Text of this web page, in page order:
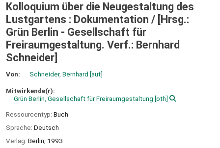
Kolloquium über die Neugestaltung des
Lustgartens : Dokumentation / [Hrsg.:
Grün Berlin - Gesellschaft für
Freiraumgestaltung. Verf.: Bernhard
Schneider]
Von: Schneider, Bernhard [aut]
Mitwirkende(r):
Grün Berlin, Gesellschaft für Freiraumgestaltung [oth]
Ressourcentyp: Buch
Sprache: Deutsch
Verlag: Berlin, 1993